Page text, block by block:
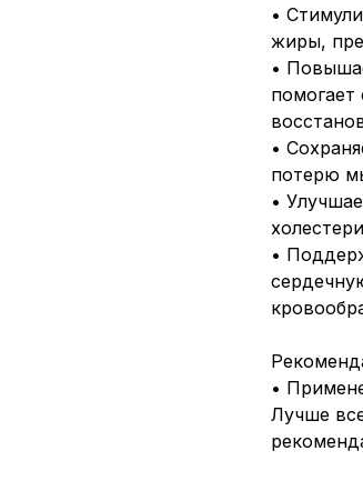
•
жиры,
•
помогает
•
потерю
•
•
•
Лучше